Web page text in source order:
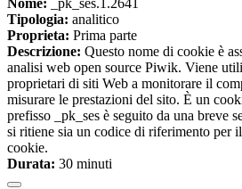
Nome: _pk_ses.1.2641
Tipologia: analitico
Proprieta: Prima parte
Descrizione: Questo nome di cookie è
analisi web open source Piwik. Viene
proprietari di siti Web a monitorare il
misurare le prestazioni del sito. È un
prefisso _pk_ses è seguito da una breve
si ritiene sia un codice di riferimento per
cookie.
Durata: 30 minuti